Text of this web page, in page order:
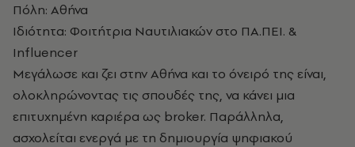
Πόλη: Αθήνα
Ιδιότητα: Φοιτήτρια Ναυτιλιακών στο ΠΑ.ΠΕΙ. &
Influencer
Μεγάλωσε και ζει στην Αθήνα και το όνειρό της είναι,
ολοκληρώνοντας τις σπουδές της, να κάνει μια
επιτυχημένη καριέρα ως broker. Παράλληλα,
ασχολείται ενεργά με τη δημιουργία ψηφιακού